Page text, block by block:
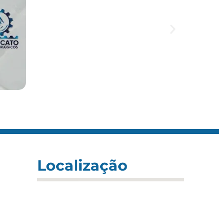
Localização